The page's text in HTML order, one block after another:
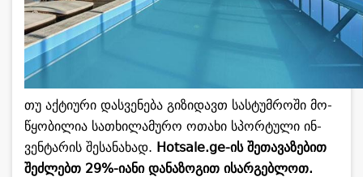
თუ აქ­ტი­უ­რი დას­ვე­ნე­ბა გი­ზი­დავთ სას­ტუმ­რო­ში მო­
წყო­ბი­ლია სა­თხი­ლა­მუ­რო ოთა­ხი სპორ­ტუ­ლი ინ­
ვენ­ტა­რის შე­სა­ნა­ხად. Hotsale.ge-ის შე­თა­ვა­ზე­ბით
შეძ­ლებთ 29%-იანი და­ნა­ზო­გით ისარ­გებ­ლოთ.